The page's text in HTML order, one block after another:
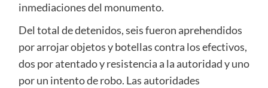
inmediaciones del monumento.
Del total de detenidos, seis fueron aprehendidos
por arrojar objetos y botellas contra los efectivos,
dos por atentado y resistencia a la autoridad y uno
por un intento de robo. Las autoridades